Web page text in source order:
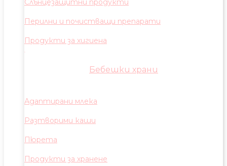
Слънцезащитни продукти
Перилни и почистващи препарати
Продукти за хигиена
Бебешки храни
Адаптирани млека
Разтворими каши
Пюрета
Продукти за хранене